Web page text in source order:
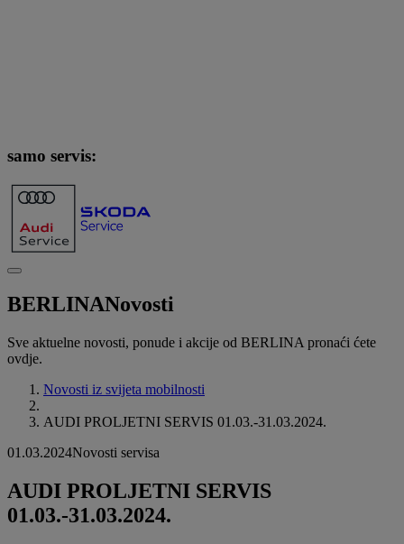
samo servis:
BERLINANovosti
Sve aktuelne novosti, ponude i akcije od BERLINA pronaći ćete
ovdje.
Novosti iz svijeta mobilnosti
AUDI PROLJETNI SERVIS 01.03.-31.03.2024.
01.03.2024Novosti servisa
AUDI PROLJETNI SERVIS
01.03.-31.03.2024.